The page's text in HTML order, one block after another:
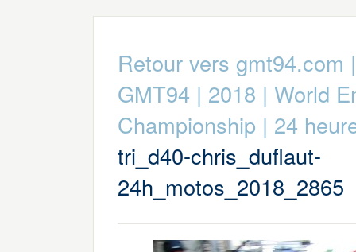
Retour vers gmt94.com
GMT94 | 2018 | World
Championship | 24
tri_d40-chris_duflaut-
24h_motos_2018_2865